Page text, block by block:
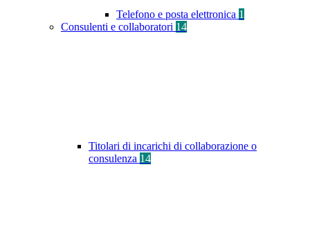
Telefono e posta elettronica 1
Consulenti e collaboratori 14
Titolari di incarichi di collaborazione o
consulenza 14